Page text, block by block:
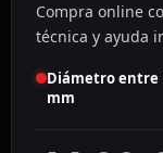
Compra online
técnica y ayuda
Diámetro entre
mm